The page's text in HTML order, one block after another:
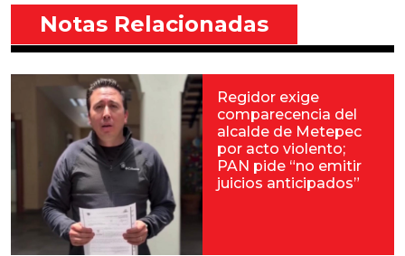
Notas Relacionadas
Regidor exige
comparecencia del
alcalde de Metepec
por acto violento;
PAN pide “no emitir
juicios anticipados”